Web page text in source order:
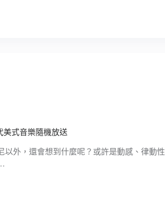
美式音樂隨機放送
外，還會想到什麼呢？或許是動感、律動性